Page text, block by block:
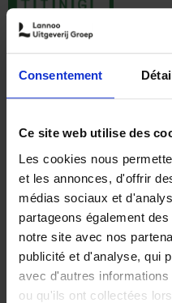
Consentement
Ce site web utilise des
Les cookies nous
et les annonces, d'offrir
médias sociaux et
partageons également
notre site avec nos
publicité et d'analyse, qui
avec d'autres
ou qu'ils ont collectées
€
The
Steven
€